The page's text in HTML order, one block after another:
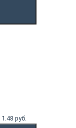
1.48 руб.